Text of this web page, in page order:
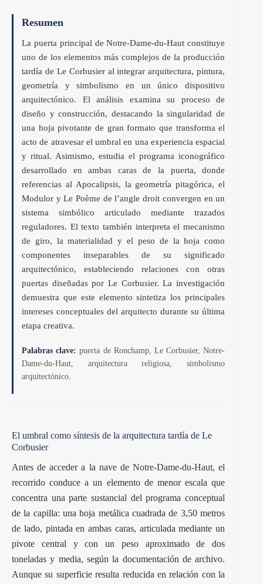
Resumen
La puerta principal de Notre-Dame-du-Haut constituye
uno de los elementos más complejos de la producción
tardía de Le Corbusier al integrar arquitectura, pintura,
geometría y simbolismo en un único dispositivo
arquitectónico. El análisis examina su proceso de
diseño y construcción, destacando la singularidad de
una hoja pivotante de gran formato que transforma el
acto de atravesar el umbral en una experiencia espacial
y ritual. Asimismo, estudia el programa iconográfico
desarrollado en ambas caras de la puerta, donde
referencias al Apocalipsis, la geometría pitagórica, el
Modulor y Le Poème de l’angle droit convergen en un
sistema simbólico articulado mediante trazados
reguladores. El texto también interpreta el mecanismo
de giro, la materialidad y el peso de la hoja como
componentes inseparables de su significado
arquitectónico, estableciendo relaciones con otras
puertas diseñadas por Le Corbusier. La investigación
demuestra que este elemento sintetiza los principales
intereses conceptuales del arquitecto durante su última
etapa creativa.
Palabras clave: puerta de Ronchamp, Le Corbusier, Notre-
Dame-du-Haut, arquitectura religiosa, simbolismo
arquitectónico.
El umbral como síntesis de la arquitectura tardía de Le
Corbusier
Antes de acceder a la nave deNotre-Dame-du-Haut, el
recorrido conduce a un elemento de menor escala que
concentra una parte sustancial del programa conceptual
de la capilla: una hoja metálica cuadrada de 3,50 metros
de lado, pintada en ambas caras, articulada mediante un
pivote central y con un peso aproximado de dos
toneladas y media, según la documentación de archivo.
Aunque su superficie resulta reducida en relación con la